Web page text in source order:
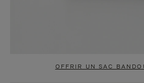
OFFRIR UN SAC